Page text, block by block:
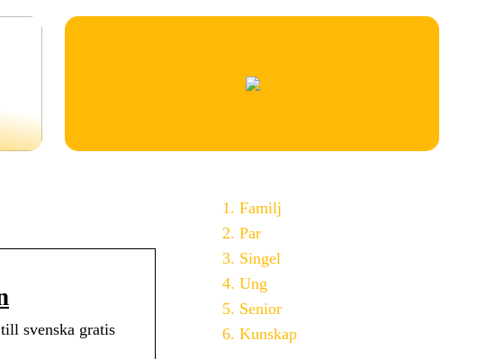
svenska gratis
Familj
Par
Singel
Ung
Senior
Kunskap